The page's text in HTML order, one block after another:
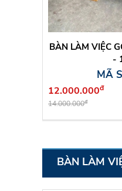
BÀN LÀM VIỆC
-
MÃ
12.000.000đ
14.000.000đ
BÀN LÀM